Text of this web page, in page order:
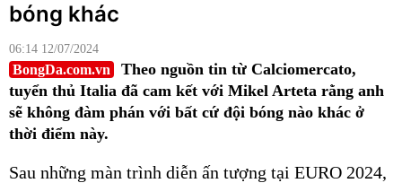
bóng khác
06:14 12/07/2024
BongDa.com.vn
Theo nguồn tin từ Calciomercato,
tuyển thủ Italia đã cam kết với Mikel Arteta rằng anh
sẽ không đàm phán với bất cứ đội bóng nào khác ở
thời điểm này.
Sau những màn trình diễn ấn tượng tại EURO 2024,